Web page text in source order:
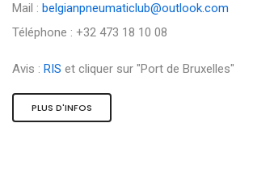
Mail : belgianpneumaticlub@outlook.com
Téléphone : +32 473 18 10 08
Avis : RIS et cliquer sur "Port de Bruxelles"
PLUS D'INFOS